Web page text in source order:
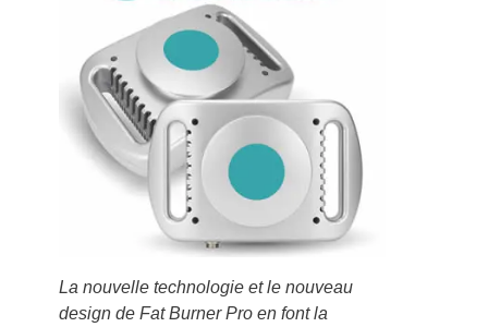
La nouvelle technologie et le nouveau
design de Fat Burner Pro en font la